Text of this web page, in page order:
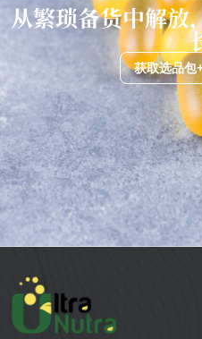
从繁琐备货中解放
获取选品包